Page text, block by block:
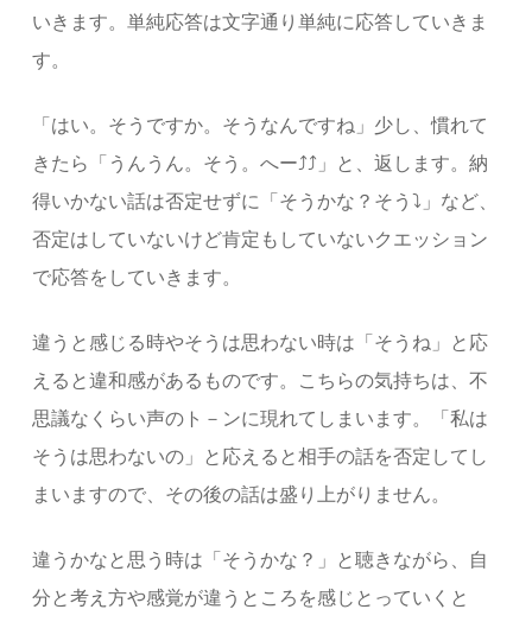
いきます。単純応答は文字通り単純に応答していきま
す。
「はい。そうですか。そうなんですね」少し、慣れて
きたら「うんうん。そう。へー⤴⤴」と、返します。納
得いかない話は否定せずに「そうかな？そう⤵」など、
否定はしていないけど肯定もしていないクエッション
で応答をしていきます。
違うと感じる時やそうは思わない時は「そうね」と応
えると違和感があるものです。こちらの気持ちは、不
思議なくらい声のト－ンに現れてしまいます。「私は
そうは思わないの」と応えると相手の話を否定してし
まいますので、その後の話は盛り上がりません。
違うかなと思う時は「そうかな？」と聴きながら、自
分と考え方や感覚が違うところを感じとっていくと